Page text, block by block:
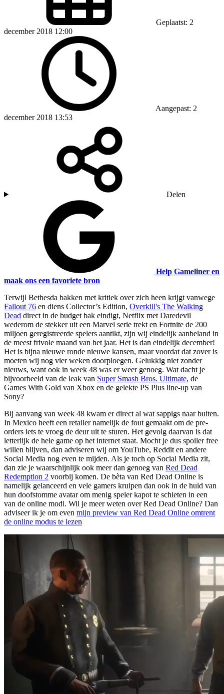
Geplaatst: 2
december 2018 12:00
Aangepast: 2
december 2018 13:53
Delen
Help Gameliner en
maak ons een favoriete bron
Terwijl Bethesda bakken met kritiek over zich heen krijgt vanwege
Fallout 76 en diens Collector’s Edition, Overkill's The Walking
Dead direct in de budget bak eindigt, Netflix met Daredevil
wederom de stekker uit een Marvel serie trekt en Fortnite de 200
miljoen geregistreerde spelers aantikt, zijn wij eindelijk aanbeland in
de meest frivole maand van het jaar. Het is dan eindelijk december!
Het is bijna nieuwe ronde nieuwe kansen, maar voordat dat zover is
moeten wij nog vier weken doorploegen. Gelukkig niet zonder
nieuws, want ook in week 48 was er weer genoeg. Wat dacht je
bijvoorbeeld van de leak van Super Smash Bros. Ultimate, de
Games With Gold van Xbox en de gelekte PS Plus line-up van
Sony?
Bij aanvang van week 48 kwam er direct al wat sappigs naar buiten.
In Mexico heeft een retailer namelijk de fout gemaakt om de pre-
orders iets te vroeg de deur uit te sturen. Het gevolg daarvan is dat
letterlijk de hele game op het internet staat. Mocht je dus spoiler free
willen blijven, dan adviseren wij om YouTube, Reddit en andere
Social Media nog even te mijden. Als je toch op Social Media zit,
dan zie je waarschijnlijk ook meer dan genoeg van Red Dead
Redemption 2 voorbij komen. De bèta van Red Dead Online is
namelijk gelanceerd en vele gamers kruipen dan ook in de huid van
hun doofstomme avatar om menig speler kapot te schieten in een
van de online modi. Wil je meer weten over Red Dead Online? Dan
adviseer ik je om even mijn preview van Red Dead Online omtrent
de online modus te lezen